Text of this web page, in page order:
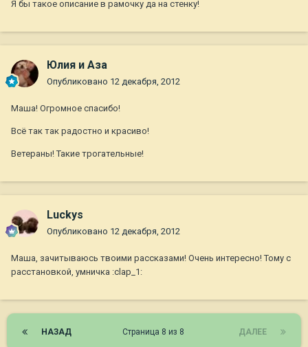
Я бы такое описание в рамочку да на стенку!
Юлия и Аза
Опубликовано 12 декабря, 2012
Маша! Огромное спасибо!
Всё так так радостно и красиво!
Ветераны! Такие трогательные!
Luckys
Опубликовано 12 декабря, 2012
Маша, зачитываюсь твоими рассказами! Очень интересно! Тому с
расстановкой, умничка :clap_1:
НАЗАД ДАЛЕЕ
Страница 8 из 8